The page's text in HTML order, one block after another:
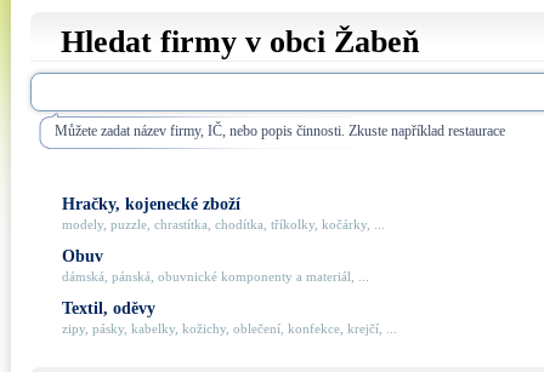
Hledat firmy v obci Žabeň
Můžete zadat název firmy, IČ, nebo popis činnosti. Zkuste například restaurace
Hračky, kojenecké zboží
modely, puzzle, chrastítka, chodítka, tříkolky, kočárky, ...
Obuv
dámská, pánská, obuvnické komponenty a materiál, ...
Textil, oděvy
zipy, pásky, kabelky, kožichy, oblečení, konfekce, krejčí, ...